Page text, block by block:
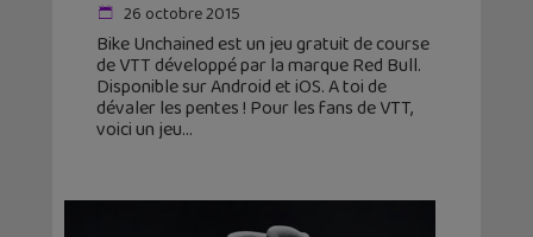
26 octobre 2015
Bike Unchained est un jeu gratuit de course
de VTT développé par la marque Red Bull.
Disponible sur Android et iOS. A toi de
dévaler les pentes ! Pour les fans de VTT,
voici un jeu